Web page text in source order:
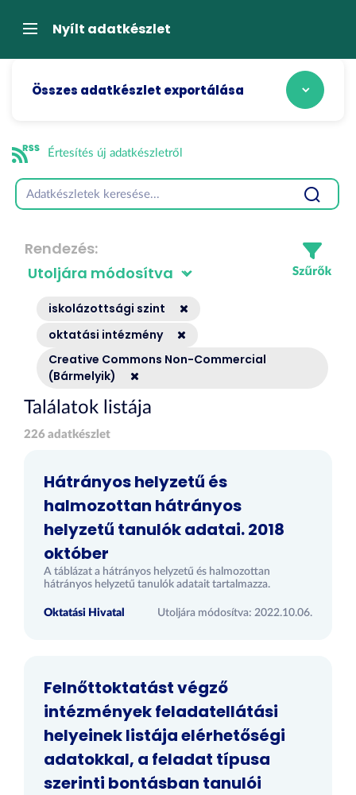
átugrásaNavigációNyílt adatkészlet
Összes adatkészlet exportálása
Értesítés új adatkészletről
Rendezés
iskolázottsági szint
oktatási intézmény
Creative Commons Non-Commercial
(Bármelyik)
Találatok listája
226 adatkészlet
Hátrányos helyzetű és
halmozottan hátrányos
helyzetű tanulók adatai. 2018
október
A táblázat a hátrányos helyzetű és halmozottan
hátrányos helyzetű tanulók adatait tartalmazza.
Oktatási Hivatal Utoljára módosítva: 2022.10.06.
Felnőttoktatást végző
intézmények feladatellátási
helyeinek listája elérhetőségi
adatokkal, a feladat típusa
szerinti bontásban tanulói